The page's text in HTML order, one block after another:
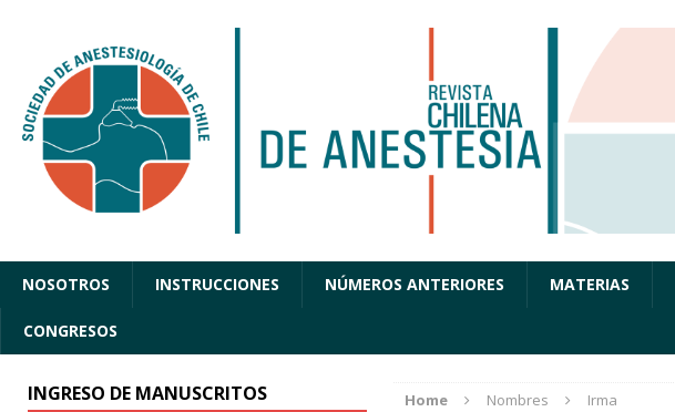
NOSOTROS INSTRUCCIONES NÚMEROS ANTERIORES MATERIAS
CONGRESOS
Home Nombres Irma
INGRESO DE MANUSCRITOS